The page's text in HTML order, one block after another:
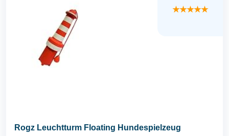
★★★★★
Rogz Leuchtturm Floating Hundespielzeug